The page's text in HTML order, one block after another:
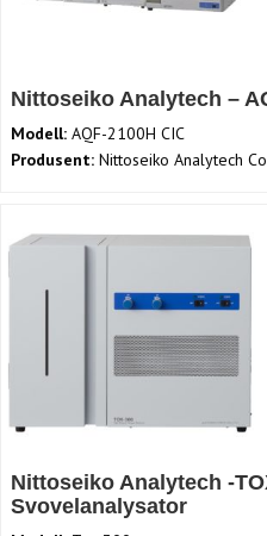
Nittoseiko Analytech –
Modell: AQF-2100H CIC
Produsent: Nittoseiko Analytech
Nittoseiko Analytech -
Svovelanalysator